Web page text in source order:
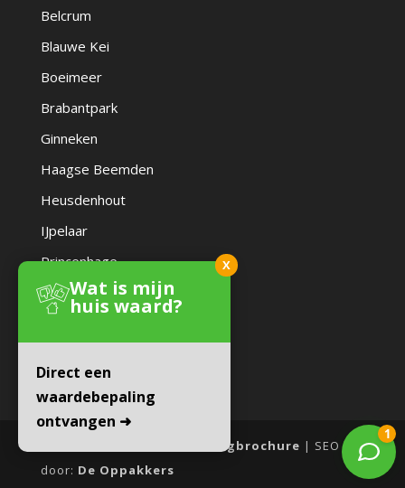
Belcrum
Blauwe Kei
Boeimeer
Brabantpark
Ginneken
Haagse Beemden
Heusdenhout
IJpelaar
Princenhage
Zandberg
Online Woningbrochure | SEO
door: De Oppakkers
Wat is mijn
huis waard?
Direct een
waardebepaling
ontvangen ➜
X